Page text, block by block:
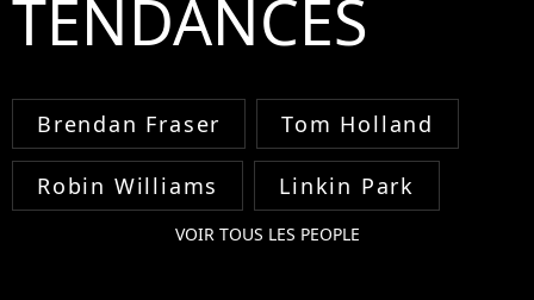
TENDANCES
Brendan Fraser Tom Holland
Robin Williams Linkin Park
VOIR TOUS LES PEOPLE